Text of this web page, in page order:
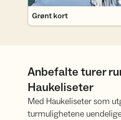
Grønt kort
Anbefalte turer
Haukeliseter
Med Haukeliseter som
turmulighetene